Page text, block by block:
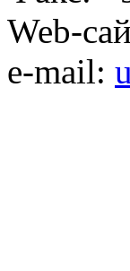
Web-
e-mail: